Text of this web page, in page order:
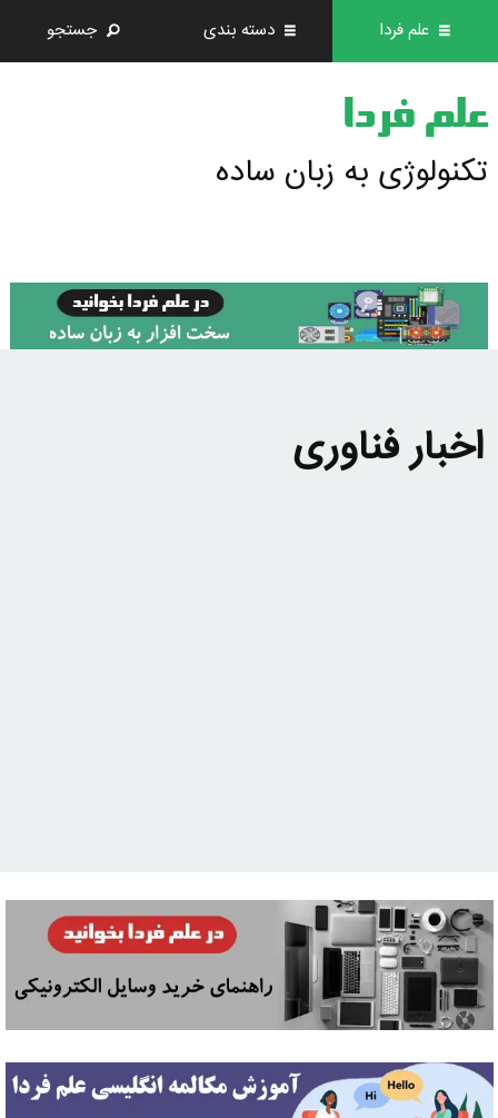
علم فردا دسته بندی جستجو
علم فردا
تکنولوژی به زبان ساده
اخبار فناوری